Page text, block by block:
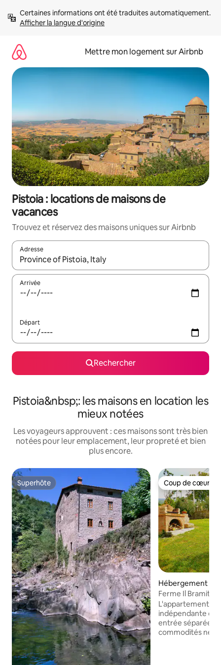
directement
Afficher la langue d'origine
Mettre mon logement sur Airbnb
Pistoia : locations de maisons de
vacances
Trouvez et réservez des maisons uniques sur Airbnb
Adresse
Lorsque les résultats s'affichent, utilisez les flèches vers le
Arrivée
Départ
Rechercher
Pistoia&nbsp;: les maisons en location les
mieux notées
Les voyageurs approuvent : ces maisons sont très bien
notées pour leur emplacement, leur propreté et bien
plus encore.
Superhôte
Superhôte Coup de cœur
Coup de cœur
Hébergement ⋅
Ferme Il Bramito
L'appartement
indépendante de
entrée séparée
commodités